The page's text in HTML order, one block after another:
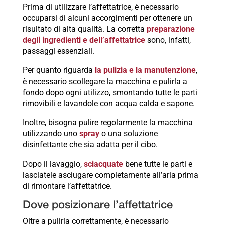
Prima di utilizzare l’affettatrice, è necessario
occuparsi di alcuni accorgimenti per ottenere un
risultato di alta qualità. La corretta preparazione
degli ingredienti e dell’affettatrice sono, infatti,
passaggi essenziali.
Per quanto riguarda la pulizia e la manutenzione,
è necessario scollegare la macchina e pulirla a
fondo dopo ogni utilizzo, smontando tutte le parti
rimovibili e lavandole con acqua calda e sapone.
Inoltre, bisogna pulire regolarmente la macchina
utilizzando uno sprayo una soluzione
disinfettante che sia adatta per il cibo.
Dopo il lavaggio, sciacquatebene tutte le parti e
lasciatele asciugare completamente all’aria prima
di rimontare l’affettatrice.
Dove posizionare l’affettatrice
Oltre a pulirla correttamente, è necessario